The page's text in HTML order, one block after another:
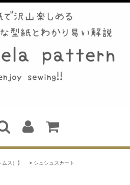
ス）】 > シュシュスカート